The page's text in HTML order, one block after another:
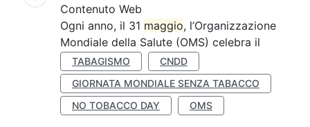
Contenuto Web
Ogni anno, il 31 maggio, l’Organizzazione
Mondiale della Salute (OMS) celebra il
TABAGISMO
CNDD
GIORNATA MONDIALE SENZA TABACCO
NO TOBACCO DAY
OMS